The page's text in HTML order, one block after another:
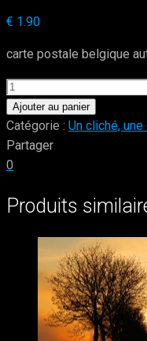
€ 1.90
carte postale belgique
quantité
de
599.Petit
déjeuner
dans
nature
Ajouter au panier
Catégorie : Un cliché, une
Partager
0
Produits